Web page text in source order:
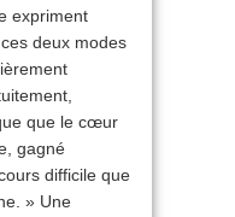
expriment
deux modes
que le cœur
gagné
difficile que
» Une